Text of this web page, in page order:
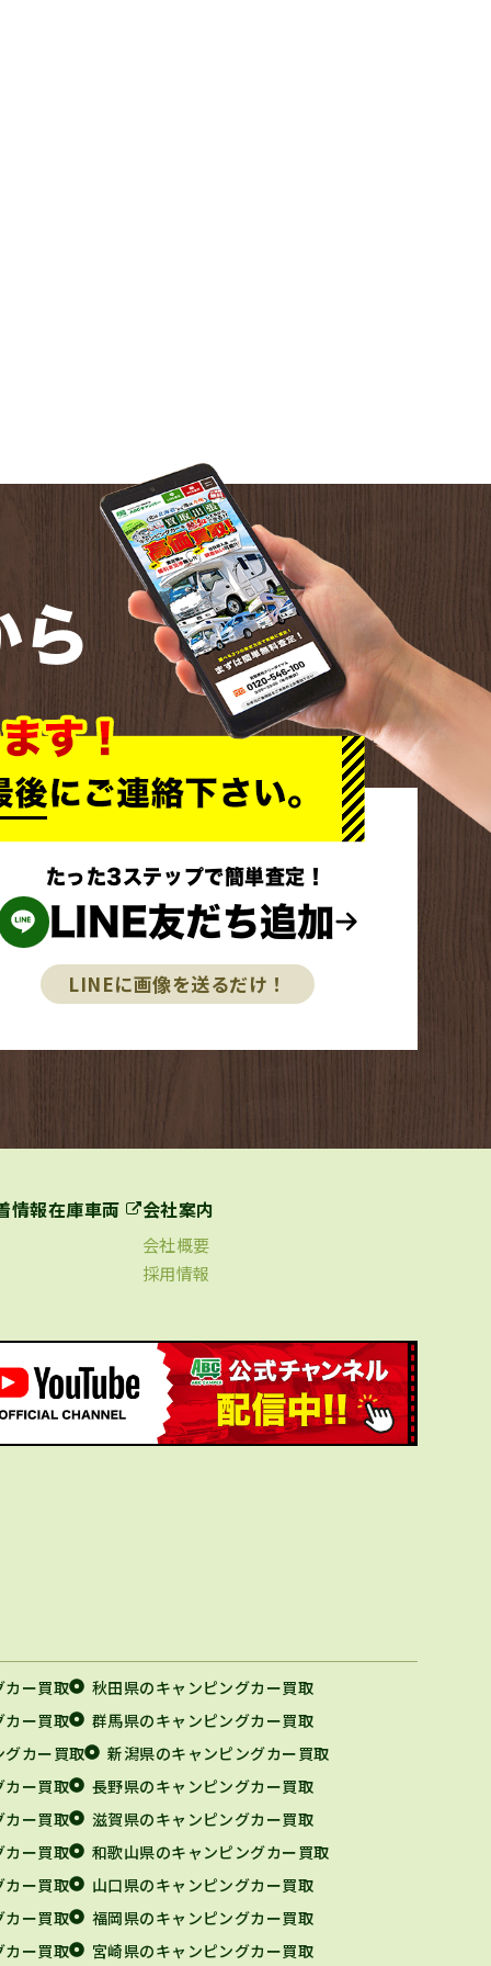
ら
たった3ステップで簡単査定！
LINE友だち追加
LINEに画像を送るだけ！
情報在庫車両 会社案内
会社概要
採用情報
カー買取
秋田県のキャンピングカー買取
カー買取
群馬県のキャンピングカー買取
グカー買取
新潟県のキャンピングカー買取
カー買取
長野県のキャンピングカー買取
カー買取
滋賀県のキャンピングカー買取
カー買取
和歌山県のキャンピングカー買取
カー買取
山口県のキャンピングカー買取
カー買取
福岡県のキャンピングカー買取
カー買取 宮崎県のキャンピングカー買取